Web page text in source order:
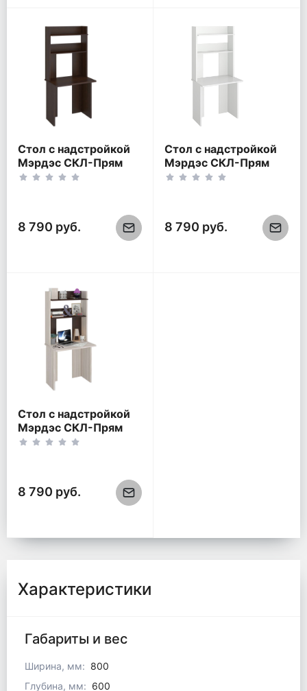
Стол с надстройкой
Мэрдэс СКЛ-Прям
80(без
8 790 руб.
Стол с надстройкой
Мэрдэс СКЛ-Прям
80(без
8 790 руб.
Стол с надстройкой
Мэрдэс СКЛ-Прям
80(без
8 790 руб.
Характеристики
Габариты и вес
Ширина, мм: 800
Глубина, мм: 600